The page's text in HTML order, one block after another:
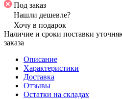
Под заказ
Нашли дешевле?
Хочу в подарок
Наличие и сроки поставки
заказа
Описание
Характеристики
Доставка
Отзывы
Остатки на складах